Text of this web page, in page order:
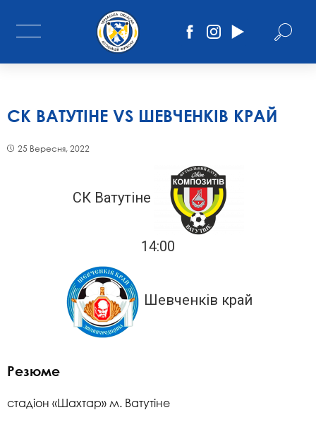
СК ВАТУТІНЕ VS ШЕВЧЕНКІВ КРАЙ
25 Вересня, 2022
СК Ватутіне
14:00
Шевченків край
Резюме
стадіон «Шахтар» м. Ватутіне